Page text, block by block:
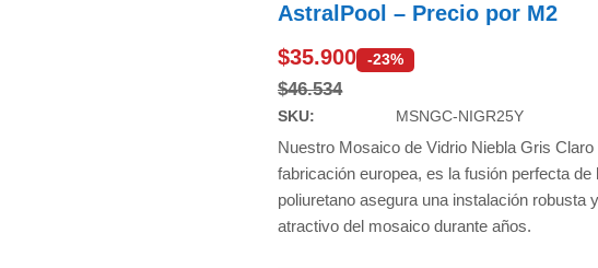
AstralPool – Precio por M2
$35.900 -23%
$46.534
SKU: MSNGC-NIGR25Y
Nuestro Mosaico de Vidrio Niebla Gris
fabricación europea, es la fusión perfecta
poliuretano asegura una instalación robusta
atractivo del mosaico durante años.